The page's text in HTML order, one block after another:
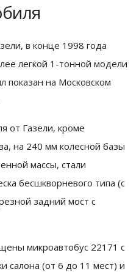
в конце 1998 года
легкой 1-тонной модели
показан на Московском
от Газели, кроме
на 240 мм колесной базы
массы, стали
бесшкворневого типа (с
задний мост с
микроавтобус 22171 с
салона (от 6 до 11 мест) и